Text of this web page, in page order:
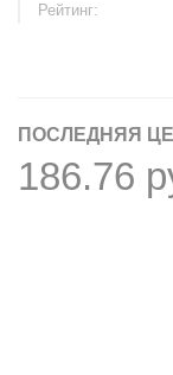
Рейтинг:
ПОСЛЕДНЯЯ
186.76